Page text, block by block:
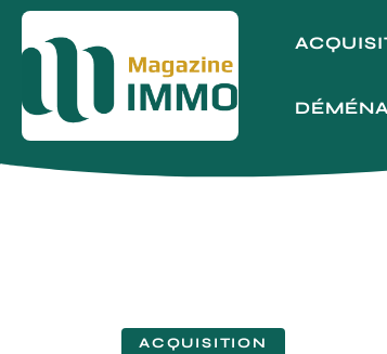
ACQUISITION